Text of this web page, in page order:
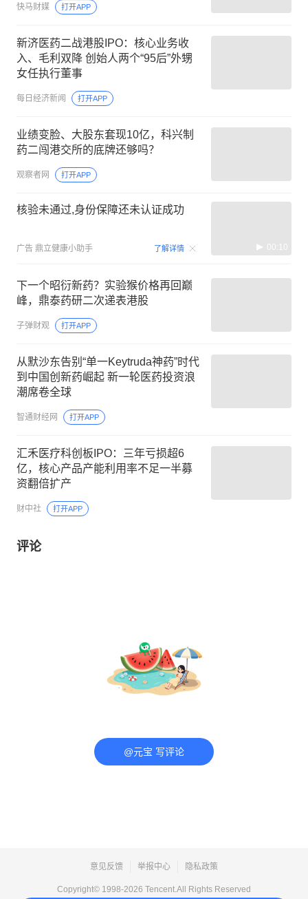
快马财媒 打开APP
新济医药二战港股IPO：核心业务收
入、毛利双降 创始人两个“95后”外甥
女任执行董事
每日经济新闻 打开APP
业绩变脸、大股东套现10亿，科兴制
药二闯港交所的底牌还够吗？
观察者网 打开APP
核验未通过,身份保障还未认证成功
广告 鼎立健康小助手 了解详情 00:10
下一个昭衍新药？实验猴价格再回巅
峰，鼎泰药研二次递表港股
子弹财观 打开APP
从默沙东告别“单一Keytruda神药”时代
到中国创新药崛起 新一轮医药投资浪
潮席卷全球
智通财经网 打开APP
汇禾医疗科创板IPO：三年亏损超6
亿，核心产品产能利用率不足一半募
资翻倍扩产
财中社 打开APP
评论
@元宝 写评论
意见反馈 举报中心 隐私政策
Copyright© 1998-2026 Tencent.All Rights Reserved